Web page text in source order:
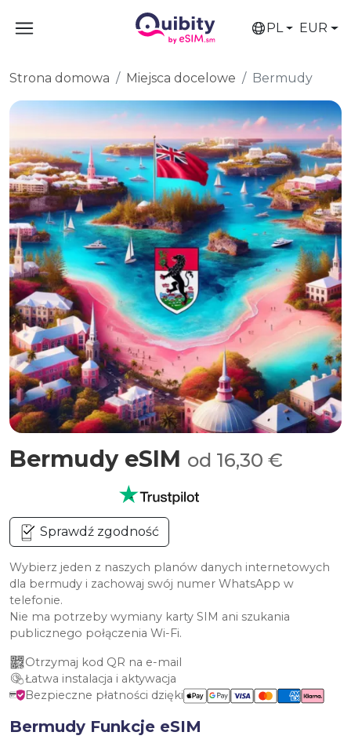
PL EUR
Strona domowa Miejsca docelowe Bermudy
Bermudy eSIM od 16,30 €
Sprawdź zgodność
Wybierz jeden z naszych planów danych internetowych
dla bermudy i zachowaj swój numer WhatsApp w
telefonie.
Nie ma potrzeby wymiany karty SIM ani szukania
publicznego połączenia Wi-Fi.
Otrzymaj kod QR na e-mail
Łatwa instalacja i aktywacja
Bezpieczne płatności dzięki
Bermudy Funkcje eSIM